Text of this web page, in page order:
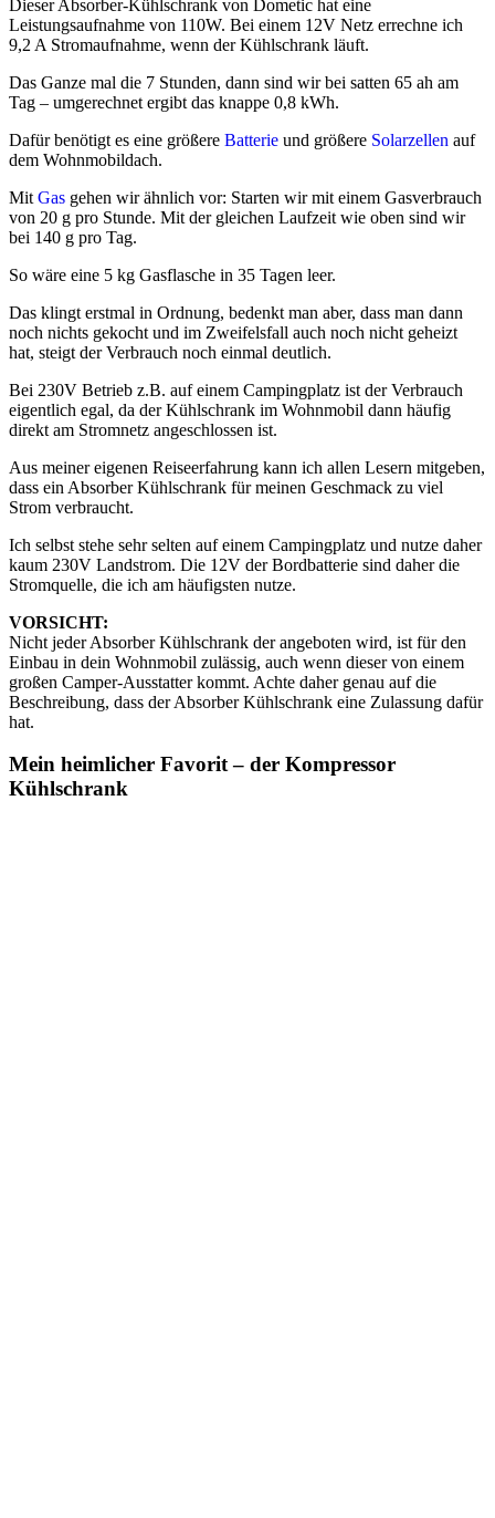
Dieser Absorber-Kühlschrank von Dometic hat eine
Leistungsaufnahme von 110W. Bei einem 12V Netz errechne ich
9,2 A Stromaufnahme, wenn der Kühlschrank läuft.
Das Ganze mal die 7 Stunden, dann sind wir bei satten 65 ah am
Tag – umgerechnet ergibt das knappe 0,8 kWh.
Dafür benötigt es eine größere Batterie und größere Solarzellen auf
dem Wohnmobildach.
Mit Gas gehen wir ähnlich vor: Starten wir mit einem Gasverbrauch
von 20 g pro Stunde. Mit der gleichen Laufzeit wie oben sind wir
bei 140 g pro Tag.
So wäre eine 5 kg Gasflasche in 35 Tagen leer.
Das klingt erstmal in Ordnung, bedenkt man aber, dass man dann
noch nichts gekocht und im Zweifelsfall auch noch nicht geheizt
hat, steigt der Verbrauch noch einmal deutlich.
Bei 230V Betrieb z.B. auf einem Campingplatz ist der Verbrauch
eigentlich egal, da der Kühlschrank im Wohnmobil dann häufig
direkt am Stromnetz angeschlossen ist.
Aus meiner eigenen Reiseerfahrung kann ich allen Lesern mitgeben,
dass ein Absorber Kühlschrank für meinen Geschmack zu viel
Strom verbraucht.
Ich selbst stehe sehr selten auf einem Campingplatz und nutze daher
kaum 230V Landstrom. Die 12V der Bordbatterie sind daher die
Stromquelle, die ich am häufigsten nutze.
VORSICHT:
Nicht jeder Absorber Kühlschrank der angeboten wird, ist für den
Einbau in dein Wohnmobil zulässig, auch wenn dieser von einem
großen Camper-Ausstatter kommt. Achte daher genau auf die
Beschreibung, dass der Absorber Kühlschrank eine Zulassung dafür
hat.
Mein heimlicher Favorit – der Kompressor
Kühlschrank